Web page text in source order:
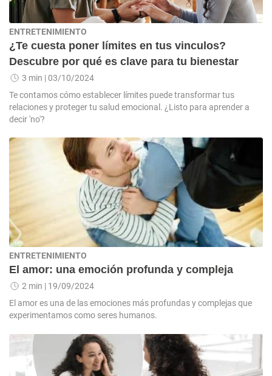
ENTRETENIMIENTO
¿Te cuesta poner límites en tus vinculos?
Descubre por qué es clave para tu bienestar
3 min | 03/10/2024
Te contamos cómo establecer límites puede transformar tus
relaciones y proteger tu salud emocional. ¿Listo para aprender a
decir 'no'?
ENTRETENIMIENTO
El amor: una emoción profunda y compleja
2 min | 19/09/2024
El amor es una de las emociones más profundas y complejas que
experimentamos como seres humanos.